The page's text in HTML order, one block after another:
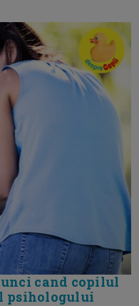
cand copilul
psihologului